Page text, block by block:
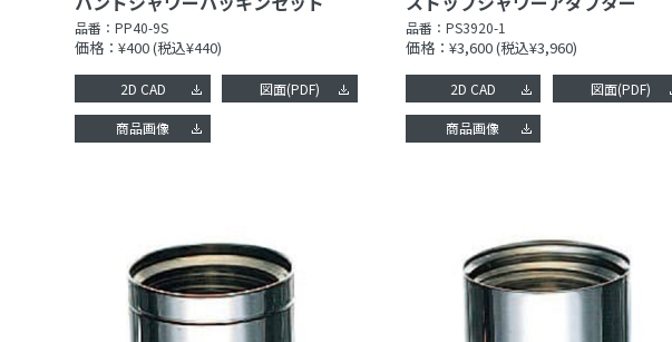
品番：PP40-9S
価格：¥400(税込¥440)
2D CAD 図面(PDF)
商品画像
品番： PS3920-1
価格：¥3,600(税込¥3,960)
2D CAD 図面(PDF)
商品画像